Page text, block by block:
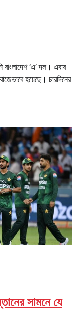
বাংলাদেশ ‘এ’ দল। এবার
হয়েছে। চারদিনের
সামনে যে